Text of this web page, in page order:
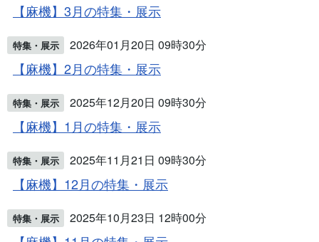
【麻機】3月の特集・展示
特集・展示 2026年01月20日 09時30分
【麻機】2月の特集・展示
特集・展示 2025年12月20日 09時30分
【麻機】1月の特集・展示
特集・展示 2025年11月21日 09時30分
【麻機】12月の特集・展示
特集・展示 2025年10月23日 12時00分